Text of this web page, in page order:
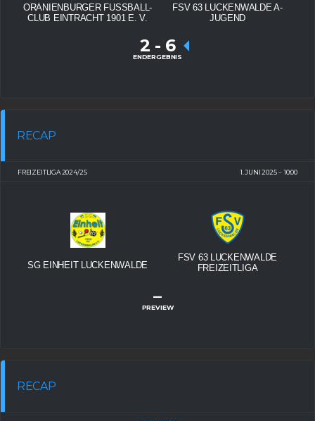
ORANIENBURGER FUSSBALL-
CLUB EINTRACHT 1901 E. V.
FSV 63 LUCKENWALDE A-
JUGEND
2 - 6
ENDERGEBNIS
RECAP
FREIZEITLIGA 2024/25 1. JUNI 2025 10:00
SG EINHEIT LUCKENWALDE
FSV 63 LUCKENWALDE
FREIZEITLIGA
–
PREVIEW
RECAP